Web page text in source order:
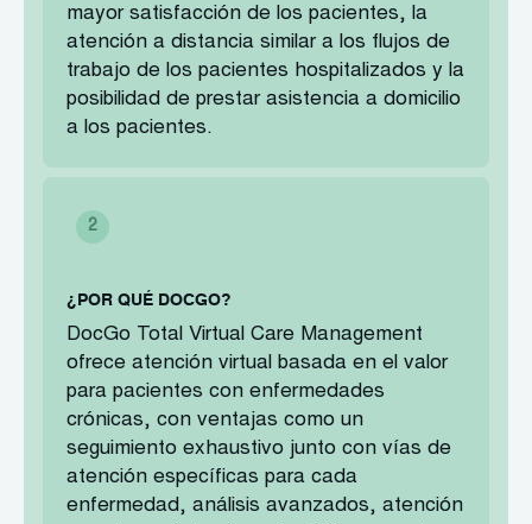
mayor satisfacción de los pacientes, la
atención a distancia similar a los flujos de
trabajo de los pacientes hospitalizados y la
posibilidad de prestar asistencia a domicilio
a los pacientes.
¿POR QUÉ DOCGO?
DocGo Total Virtual Care Management
ofrece atención virtual basada en el valor
para pacientes con enfermedades
crónicas, con ventajas como un
seguimiento exhaustivo junto con vías de
atención específicas para cada
enfermedad, análisis avanzados, atención